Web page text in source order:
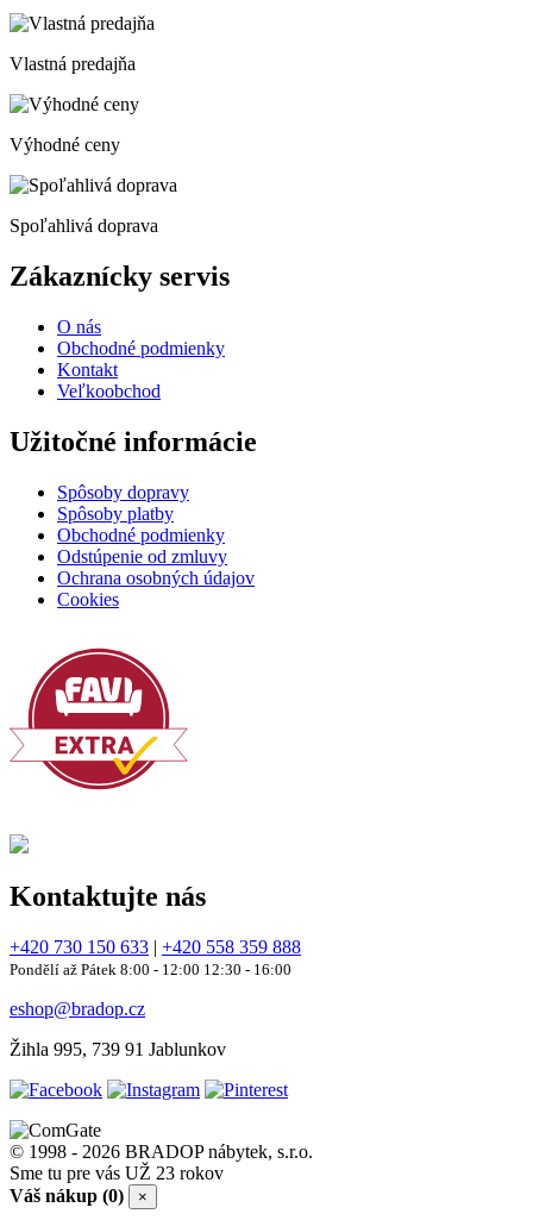
Vlastná predajňa
Výhodné ceny
Spoľahlivá doprava
Zákaznícky servis
O nás
Obchodné podmienky
Kontakt
Veľkoobchod
Užitočné informácie
Spôsoby dopravy
Spôsoby platby
Obchodné podmienky
Odstúpenie od zmluvy
Ochrana osobných údajov
Cookies
Kontaktujte nás
+420 730 150 633 | +420 558 359 888
Pondělí až Pátek 8:00 - 12:00 12:30 - 16:00
eshop@bradop.cz
Žihla 995, 739 91 Jablunkov
© 1998 - 2026 BRADOP nábytek, s.r.o.
Sme tu pre vás UŽ 23 rokov
Váš nákup (0)
×